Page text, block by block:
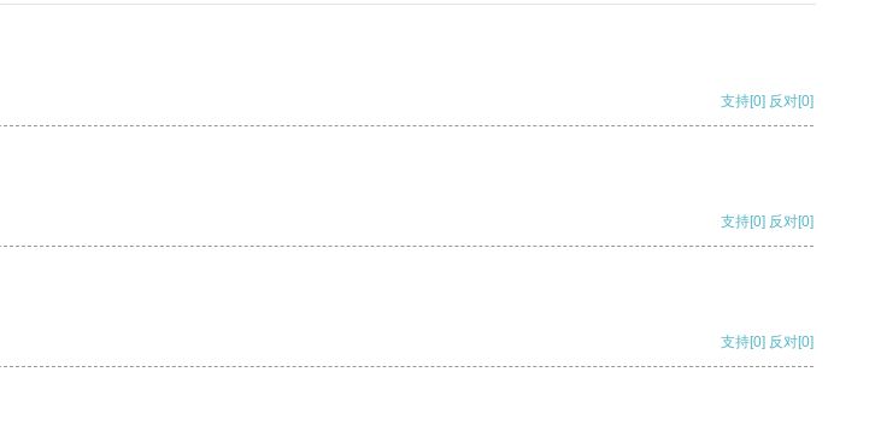
支持[0] 反对[0]
支持[0] 反对[0]
支持[0] 反对[0]